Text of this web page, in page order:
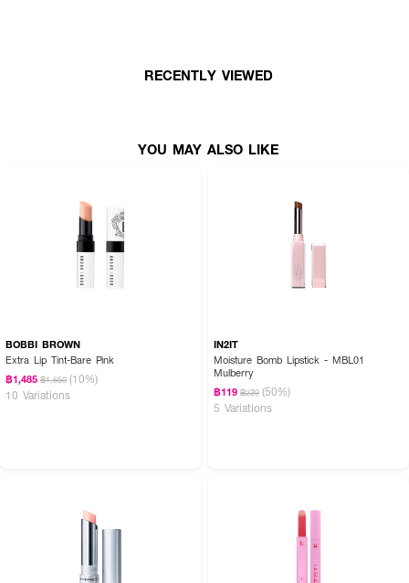
RECENTLY VIEWED
YOU MAY ALSO LIKE
BOBBI BROWN
Extra Lip Tint-Bare Pink
฿1,485 ฿1,650 (10%)
10 Variations
IN2IT
Moisture Bomb Lipstick - MBL01
Mulberry
฿119 ฿239 (50%)
5 Variations